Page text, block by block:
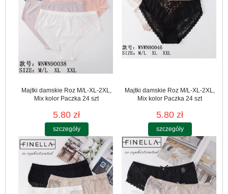
Majtki damskie Roz M/L-XL-2XL,
Mix kolor Paczka 24 szt
5.80 zł
szczegóły
Majtki damskie Roz M/L-XL-2XL,
Mix kolor Paczka 24 szt
5.80 zł
szczegóły